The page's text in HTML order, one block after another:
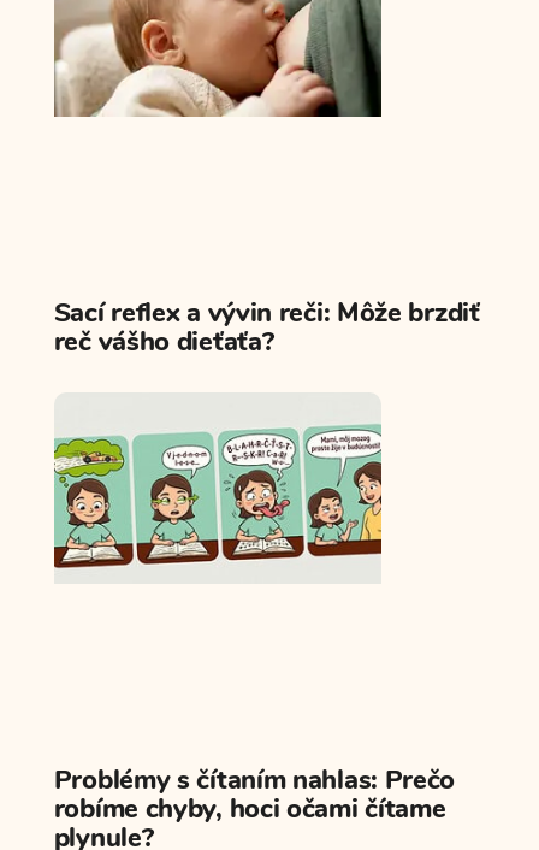
Sací reflex a vývin reči: Môže brzdiť
reč vášho dieťaťa?
Problémy s čítaním nahlas: Prečo
robíme chyby, hoci očami čítame
plynule?